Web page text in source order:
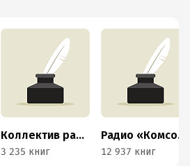
Коллектив радио «Говорит Москва»
3 235 книг
Радио «Комсомольская правда»
12 937 книг